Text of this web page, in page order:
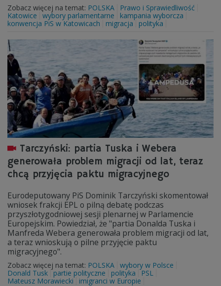
Zobacz więcej na temat: POLSKA
Prawo i Sprawiedliwość
Katowice
wybory parlamentarne
kampania wyborcza
konwencja PiS w Katowicach
migracja polityka
Tarczyński: partia Tuska i Webera
generowała problem migracji od lat, teraz
chcą przyjęcia paktu migracyjnego
Eurodeputowany PiS Dominik Tarczyński skomentował
wniosek frakcji EPL o pilną debatę podczas
przyszłotygodniowej sesji plenarnej w Parlamencie
Europejskim. Powiedział, że "partia Donalda Tuska i
Manfreda Webera generowała problem migracji od lat,
a teraz wnioskują o pilne przyjęcie paktu
migracyjnego".
Zobacz więcej na temat: POLSKA wybory w Polsce
Donald Tusk
partie polityczne polityka
PSL
Mateusz Morawiecki
imigranci w Europie